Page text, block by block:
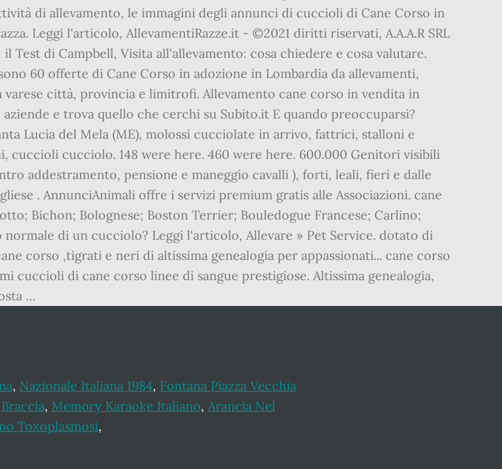
, Nazionale Italiana 1984, Fontana Piazza Vecchia
, Memory Karaoke Italiano, Arancia Nel
Toxoplasmosi,